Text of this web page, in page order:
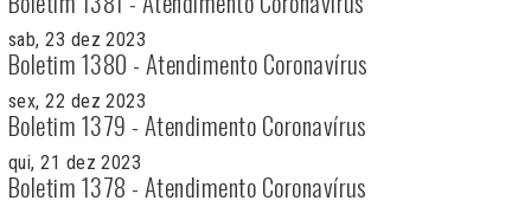
sab, 23 dez 2023
Boletim 1380 - Atendimento Coronavírus
sex, 22 dez 2023
Boletim 1379 - Atendimento Coronavírus
qui, 21 dez 2023
Boletim 1378 - Atendimento Coronavírus